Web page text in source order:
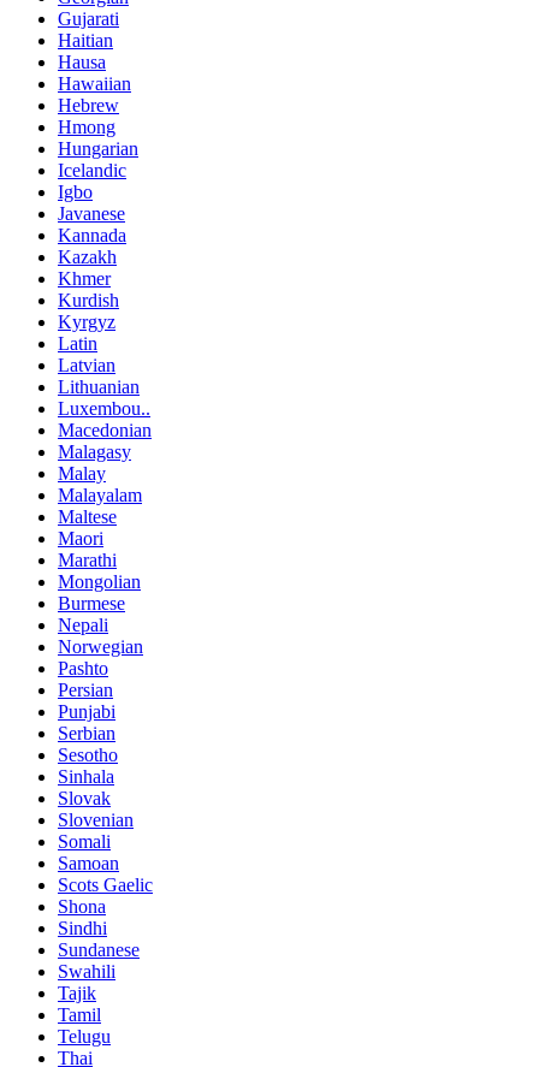
Gujarati
Haitian
Hausa
Hawaiian
Hebrew
Hmong
Hungarian
Icelandic
Igbo
Javanese
Kannada
Kazakh
Khmer
Kurdish
Kyrgyz
Latin
Latvian
Lithuanian
Luxembou..
Macedonian
Malagasy
Malay
Malayalam
Maltese
Maori
Marathi
Mongolian
Burmese
Nepali
Norwegian
Pashto
Persian
Punjabi
Serbian
Sesotho
Sinhala
Slovak
Slovenian
Somali
Samoan
Scots Gaelic
Shona
Sindhi
Sundanese
Swahili
Tajik
Tamil
Telugu
Thai